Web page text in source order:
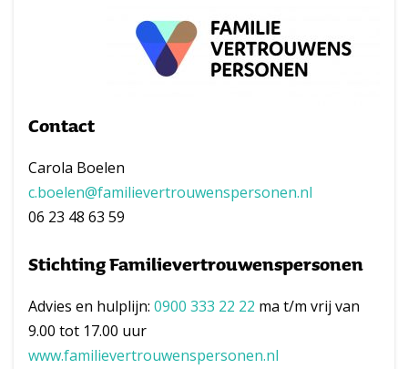
Contact
Carola Boelen
c.boelen@familievertrouwenspersonen.nl
06 23 48 63 59
Stichting Familievertrouwenspersonen
Advies en hulplijn: 0900 333 22 22 ma t/m vrij van
9.00 tot 17.00 uur
www.familievertrouwenspersonen.nl